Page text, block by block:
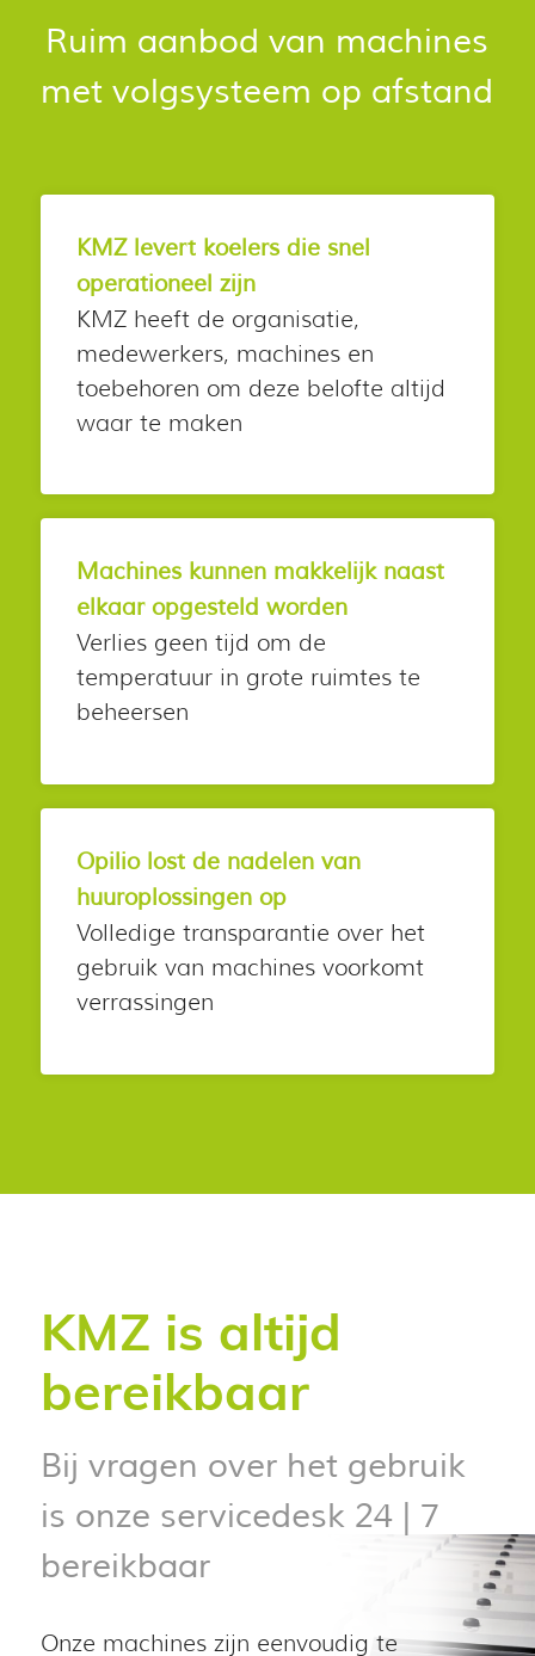
Ruim aanbod van machines
met volgsysteem op afstand
KMZ levert koelers die snel
operationeel zijn
KMZ heeft de organisatie,
medewerkers, machines en
toebehoren om deze belofte altijd
waar te maken
Machines kunnen makkelijk naast
elkaar opgesteld worden
Verlies geen tijd om de
temperatuur in grote ruimtes te
beheersen
Opilio lost de nadelen van
huuroplossingen op
Volledige transparantie over het
gebruik van machines voorkomt
verrassingen
KMZ is altijd
bereikbaar
Bij vragen over het gebruik
is onze servicedesk 24 | 7
bereikbaar
Onze machines zijn eenvoudig te